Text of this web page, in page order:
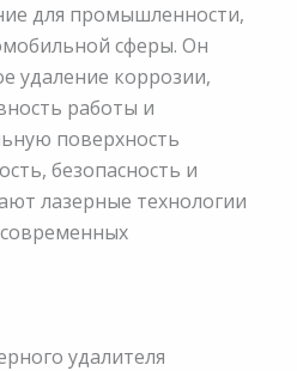
для промышленности,
сферы. Он
удаление коррозии,
работы и
поверхность
безопасность и
лазерные технологии
удалителя